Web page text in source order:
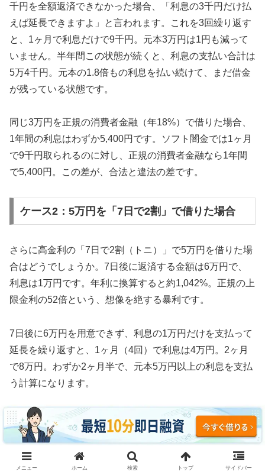
千円を全額返済できなかった場合、「利息の3千円だけ払
えば延長できますよ」と言われます。これを3回繰り返す
と、1ヶ月で利息だけで9千円。元本3万円は1円も減って
いません。半年間この状態が続くと、利息の支払い合計は
5万4千円。元本の1.8倍もの利息を払い続けて、まだ借金
が残っている状態です。
同じ3万円を正規の消費者金融（年18%）で借りた場合、
1年間の利息はわずか5,400円です。ソフト闇金では1ヶ月
で9千円取られるのに対し、正規の消費者金融なら1年間
で5,400円。この差が、合法と違法の差です。
ケース2：5万円を「7日で2割」で借りた場合
さらに高金利の「7日で2割（トニ）」で5万円を借りた場
合はどうでしょうか。7日後に返済する金額は6万円で、
利息は1万円です。年利に換算すると約1,042%。正規の上
限金利の52倍という、想像を絶する暴利です。
7日後に6万円を用意できず、利息の1万円だけを支払って
延長を繰り返すと、1ヶ月（4回）で利息は4万円。2ヶ月
で8万円。わずか2ヶ月半で、元本5万円以上の利息を支払
う計算になります。
3ヶ月続けた場合、利息の支払い総額は約12万円。元本5
万円の2.4倍の利息を取られ、それでも借金は減っていま
せん。これがソフト闇金の実態です。
メニュー ホーム 検索 トップ サイドバー